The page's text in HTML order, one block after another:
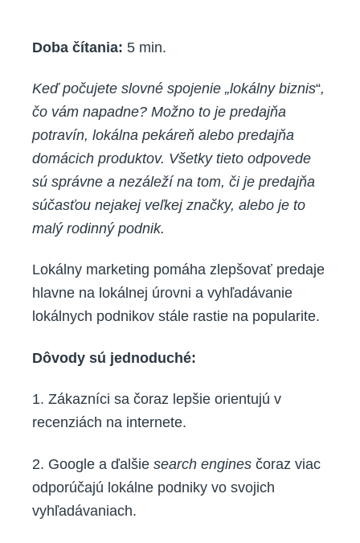
Doba čítania: 5 min.
Keď počujete slovné spojenie „lokálny biznis“,
čo vám napadne? Možno to je predajňa
potravín, lokálna pekáreň alebo predajňa
domácich produktov. Všetky tieto odpovede
sú správne a nezáleží na tom, či je predajňa
súčasťou nejakej veľkej značky, alebo je to
malý rodinný podnik.
Lokálny marketing pomáha zlepšovať predaje
hlavne na lokálnej úrovni a vyhľadávanie
lokálnych podnikov stále rastie na popularite.
Dôvody sú jednoduché:
1. Zákazníci sa čoraz lepšie orientujú v
recenziách na internete.
2. Google a ďalšie search engines čoraz viac
odporúčajú lokálne podniky vo svojich
vyhľadávaniach.